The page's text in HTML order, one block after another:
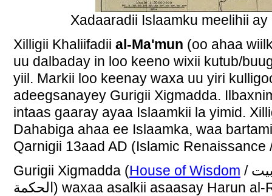
Xadaaradii Islaamku meelihii
Xilligii Khaliifadii al-Ma'mun (oo ahaa
uu dalbaday in loo keeno wixii kutub/
yiil. Markii loo keenay waxa uu yiri
adeegsanayey Gurigii Xigmadda.
intaas gaaray ayaa Islaamkii la yimid.
Dahabiga ahaa ee Islaamka, waa
Qarnigii 13aad AD (Islamic Renaissance
Gurigii Xigmadda (House of Wisdom / بيت
الحكمة‎) waxaa asalkii asaasay Harun al-Rashid